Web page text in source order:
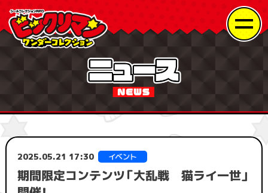
2025.05.21 17:30
期間限定コンテンツ「大乱戦 猫ライ一世」